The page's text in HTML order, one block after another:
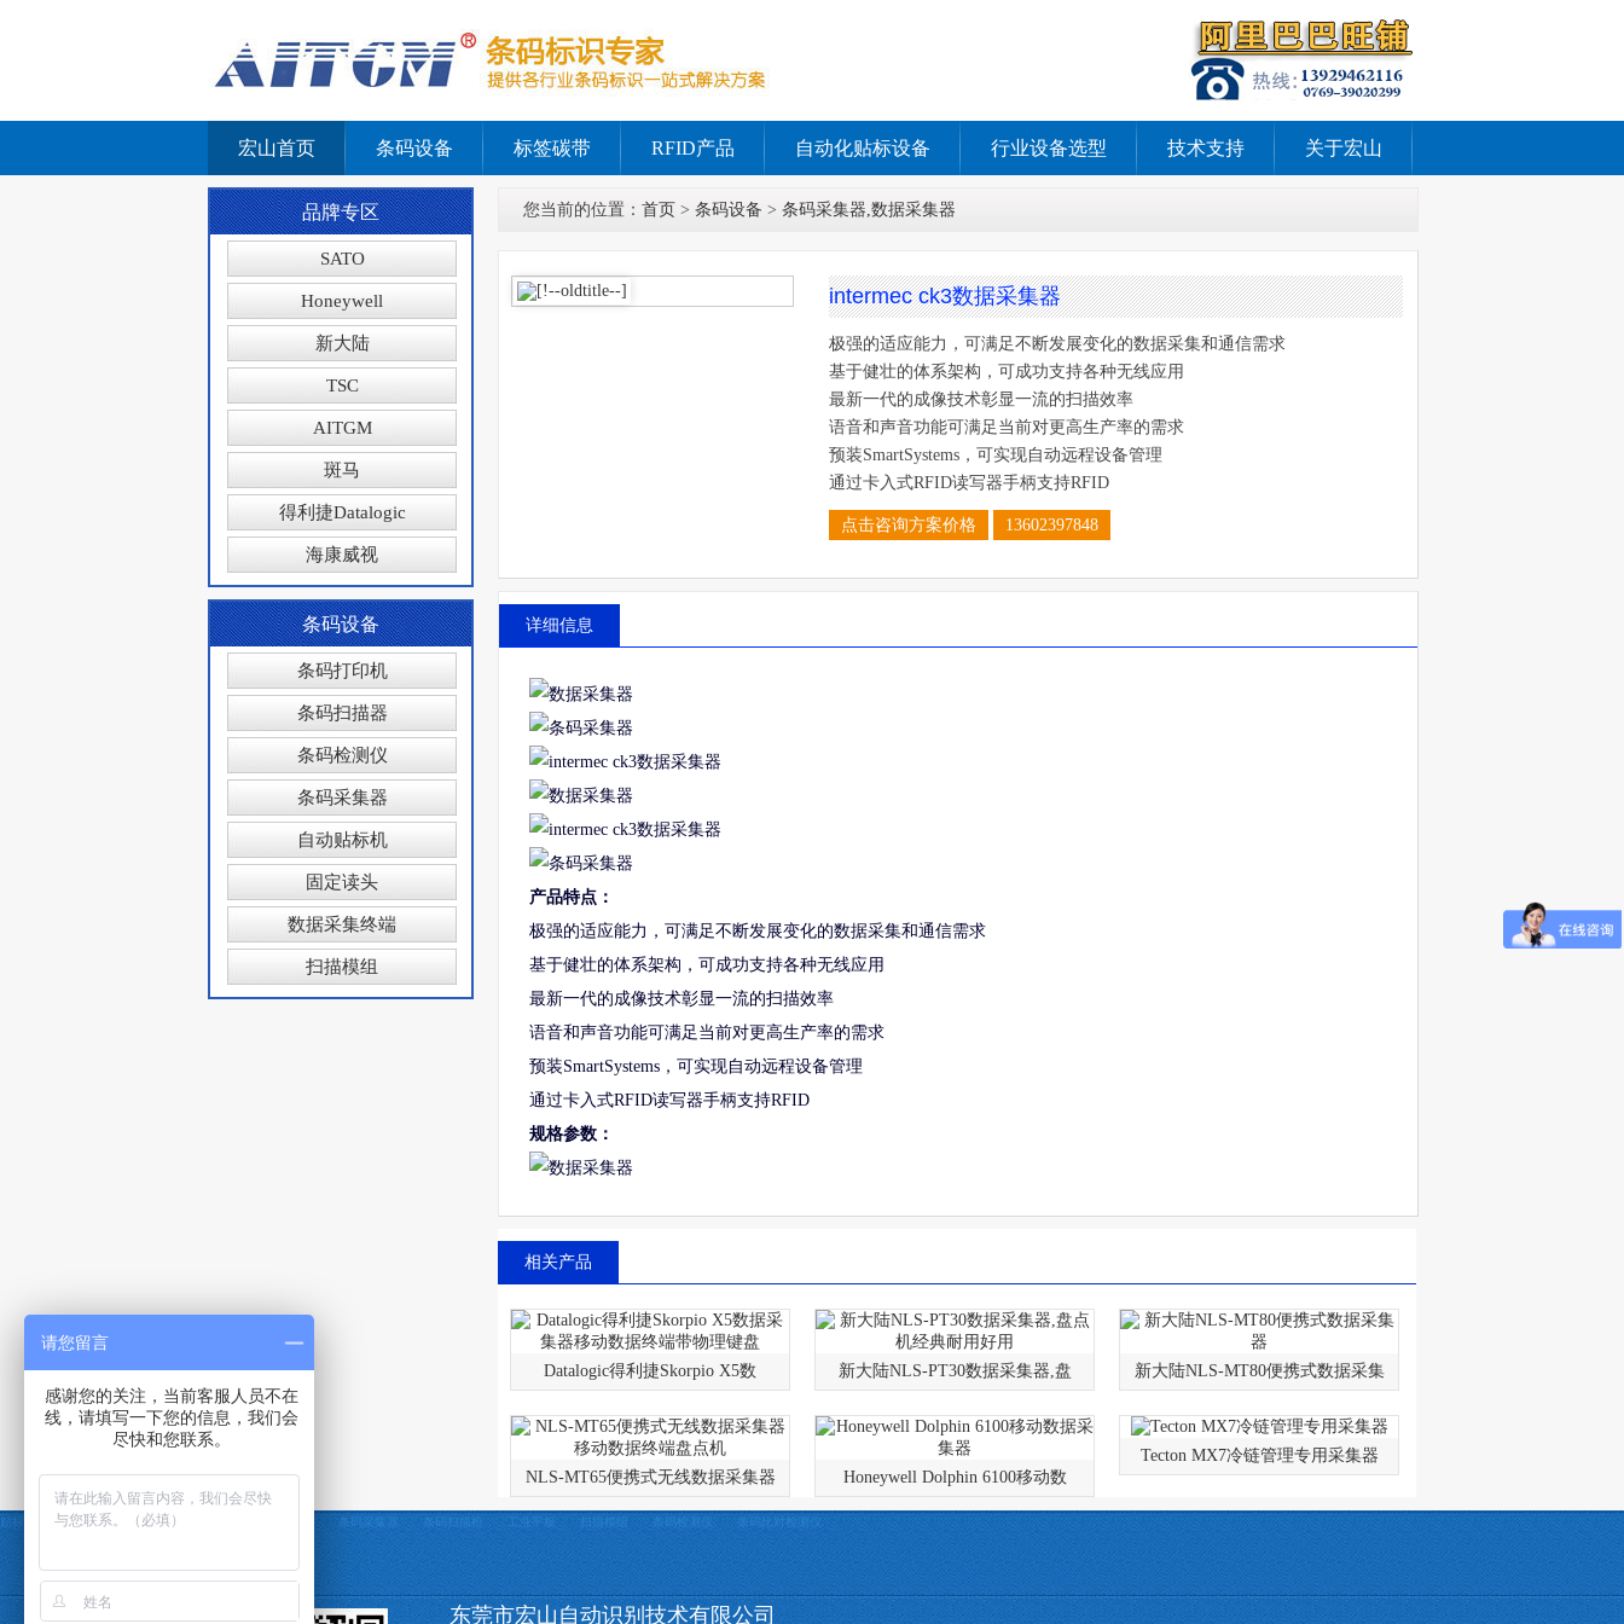
宏山首页 条码设备 标签碳带 RFID产品 自动化贴标设备 行业设备选型 技术支持 关于宏山
品牌专区
SATO
Honeywell
新大陆
TSC
AITGM
斑马
得利捷Datalogic
海康威视
条码设备
条码打印机
条码扫描器
条码检测仪
条码采集器
自动贴标机
固定读头
数据采集终端
扫描模组
您当前的位置： 首页 > 条码设备 > 条码采集器,数据采集器
intermec ck3数据采集器
极强的适应能力，可满足不断发展变化的数据采集和通信需求
基于健壮的体系架构，可成功支持各种无线应用
最新一代的成像技术彰显一流的扫描效率
语音和声音功能可满足当前对更高生产率的需求
预装SmartSystems，可实现自动远程设备管理
通过卡入式RFID读写器手柄支持RFID
点击咨询方案价格 13602397848
详细信息
产品特点：
极强的适应能力，可满足不断发展变化的数据采集和通信需求
基于健壮的体系架构，可成功支持各种无线应用
最新一代的成像技术彰显一流的扫描效率
语音和声音功能可满足当前对更高生产率的需求
预装SmartSystems，可实现自动远程设备管理
通过卡入式RFID读写器手柄支持RFID
规格参数：
相关产品
Datalogic得利捷Skorpio X5数 新大陆NLS-PT30数据采集器,盘 新大陆NLS-MT80便携式数据采集
NLS-MT65便携式无线数据采集器 Honeywell Dolphin 6100移动数
Tecton MX7冷链管理专用采集器
贴标机 自动贴标机 贴标机非标定制 条码采集器 条码扫描枪 工业平板 扫描模组 条码检测仪 条码比对检测仪
东莞市宏山自动识别技术有限公司
请您留言
感谢您的关注，当前客服人员不在
线，请填写一下您的信息，我们会
尽快和您联系。